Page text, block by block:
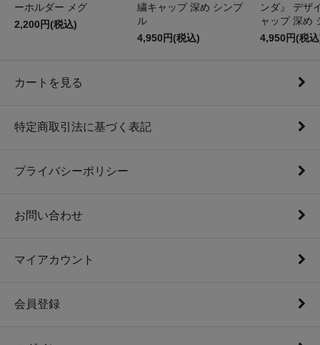
ーホルダー メグ
2,200円(税込)
繍キャップ 深め シンプ
ル
4,950円(税込)
ンダ』 デザ
ャップ 深め
4,950円(税
カートを見る
特定商取引法に基づく表記
プライバシーポリシー
お問い合わせ
マイアカウント
会員登録